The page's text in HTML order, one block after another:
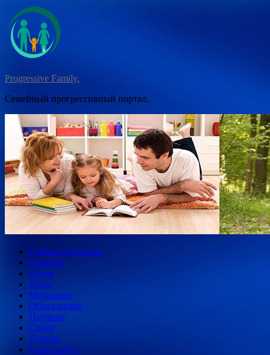
Перейти
содержимому
Progressive Family.
Семейный прогрессивный портал.
Главная страница
Новости
Детям
Игры
Медицина
Образование
Питание
Спорт
Туризм
Карта сайта